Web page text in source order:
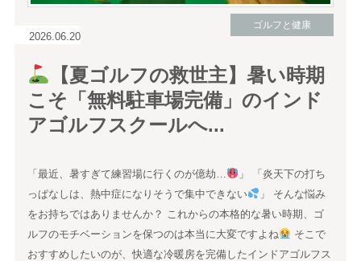
2026.06.20
ゴルフと健康
【夏ゴルフの救世主】暑い時期
こそ「無料駐車場完備」のインド
アゴルフスクールへ...
「最近、暑すぎて練習場に行くのが億劫…
」 「炎天下の打ち
っぱなしは、熱中症になりそうで集中できない
」 そんな悩み
をお持ちではありませんか？ これからの本格的な暑い時期、ゴ
ルフのモチベーションを保つのは本当に大変ですよね
そこで
おすすめしたいのが、快適な冷暖房を完備したインドアゴルフス